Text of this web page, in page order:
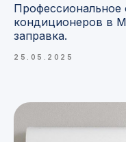
кондиционеров в
заправка.
25.05.2025